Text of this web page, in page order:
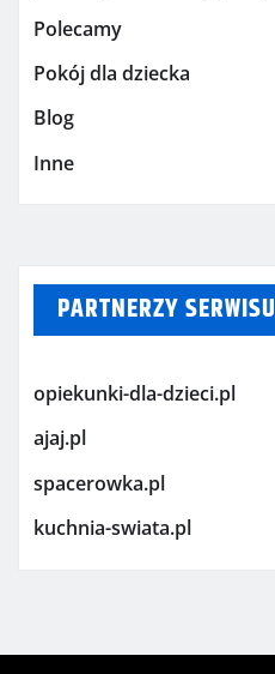
Polecamy
Pokój dla dziecka
Blog
Inne
PARTNERZY SERWISU
opiekunki-dla-dzieci.pl
ajaj.pl
spacerowka.pl
kuchnia-swiata.pl